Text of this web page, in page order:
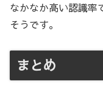
なかなか高い認識率
そうです。
まとめ